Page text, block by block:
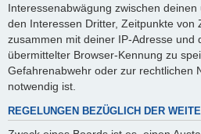
Interessenabwägung zwischen
den Interessen Dritter, Zeitpunkte von
zusammen mit deiner IP-Adresse und
übermittelter Browser-Kennung zu
Gefahrenabwehr oder zur rechtlichen
notwendig ist.
REGELUNGEN BEZÜGLICH DER